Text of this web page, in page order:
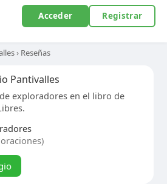
Acceder Registrar
› Reseñas
Pantivalles
exploradores en el libro de